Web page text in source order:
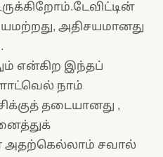
அதிசயமானது
என்கிற இந்தப்
நாம்
தடையானது ,
அதற்கெல்லாம் சவால்